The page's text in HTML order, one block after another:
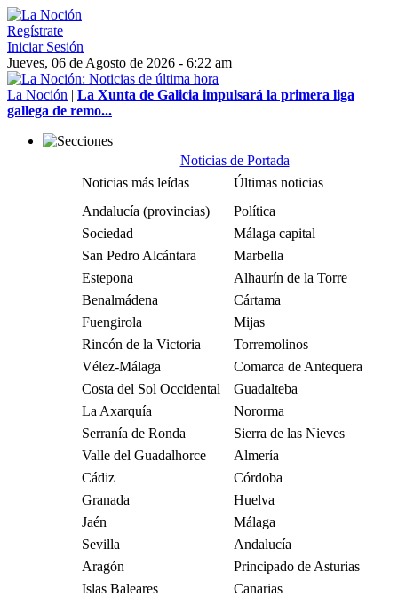
Regístrate
Iniciar Sesión
Jueves, 06 de Agosto de 2026 - 6:22 am
La Noción | La Xunta de Galicia impulsará la primera liga
gallega de remo...
Noticias de Portada
Noticias más leídas
Últimas noticias
Andalucía (provincias)
Política
Sociedad
Málaga capital
San Pedro Alcántara
Marbella
Estepona
Alhaurín de la Torre
Benalmádena
Cártama
Fuengirola
Mijas
Rincón de la Victoria
Torremolinos
Vélez-Málaga
Comarca de Antequera
Costa del Sol Occidental
Guadalteba
La Axarquía
Nororma
Serranía de Ronda
Sierra de las Nieves
Valle del Guadalhorce
Almería
Cádiz
Córdoba
Granada
Huelva
Jaén
Málaga
Sevilla
Andalucía
Aragón
Principado de Asturias
Islas Baleares
Canarias